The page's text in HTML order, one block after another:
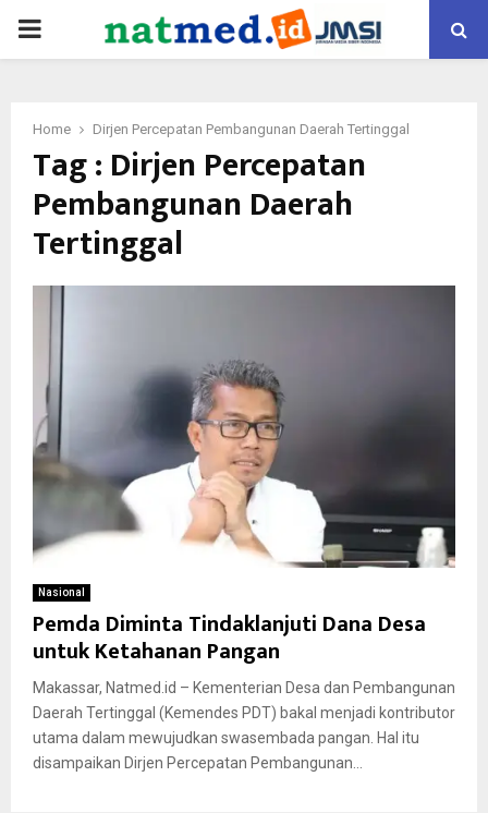
PRIMARY
Home Dirjen Percepatan Pembangunan Daerah Tertinggal
Tag : Dirjen Percepatan
Pembangunan Daerah
Tertinggal
Nasional
Pemda Diminta Tindaklanjuti Dana Desa
untuk Ketahanan Pangan
Makassar, Natmed.id – Kementerian Desa dan Pembangunan
Daerah Tertinggal (Kemendes PDT) bakal menjadi kontributor
utama dalam mewujudkan swasembada pangan. Hal itu
disampaikan Dirjen Percepatan Pembangunan...